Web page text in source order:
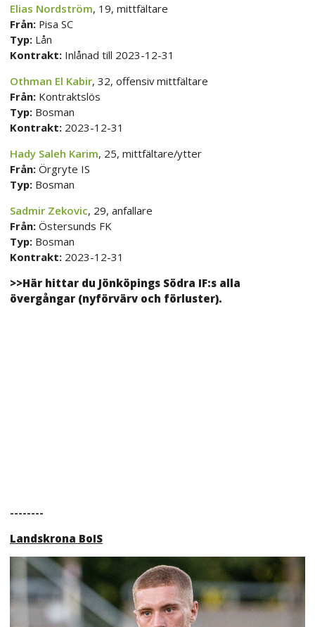
Elias Nordström, 19, mittfältare
Från: Pisa SC
Typ: Lån
Kontrakt: Inlånad till 2023-12-31
Othman El Kabir, 32, offensiv mittfältare
Från: Kontraktslös
Typ: Bosman
Kontrakt: 2023-12-31
Hady Saleh Karim, 25, mittfältare/ytter
Från: Örgryte IS
Typ: Bosman
Sadmir Zekovic, 29, anfallare
Från: Östersunds FK
Typ: Bosman
Kontrakt: 2023-12-31
>>Här hittar du Jönköpings Södra IF:s alla
övergångar (nyförvärv och förluster).
--------
Landskrona BoIS